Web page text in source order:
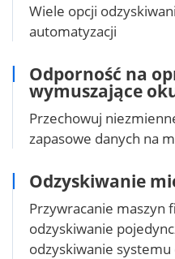
Wiele opcji
automatyzacji
Odporność na
wymuszające
Przechowuj
zapasowe danych na
Odzyskiwanie
Przywracanie maszyn
odzyskiwanie
odzyskiwanie systemu